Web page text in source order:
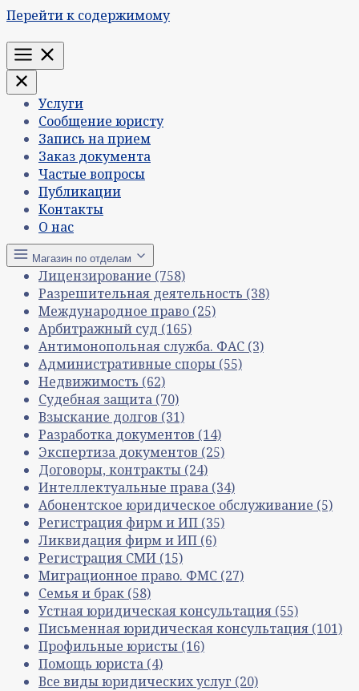
Перейти к содержимому
Меню
Услуги
Сообщение юристу
Запись на прием
Заказ документа
Частые вопросы
Публикации
Контакты
О нас
Магазин по отделам
Лицензирование (758)
Разрешительная деятельность (38)
Международное право (25)
Арбитражный суд (165)
Антимонопольная служба. ФАС (3)
Административные споры (55)
Недвижимость (62)
Судебная защита (70)
Взыскание долгов (31)
Разработка документов (14)
Экспертиза документов (25)
Договоры, контракты (24)
Интеллектуальные права (34)
Абонентское юридическое обслуживание (5)
Регистрация фирм и ИП (35)
Ликвидация фирм и ИП (6)
Регистрация СМИ (15)
Миграционное право. ФМС (27)
Семья и брак (58)
Устная юридическая консультация (55)
Письменная юридическая консультация (101)
Профильные юристы (16)
Помощь юриста (4)
Все виды юридических услуг (20)